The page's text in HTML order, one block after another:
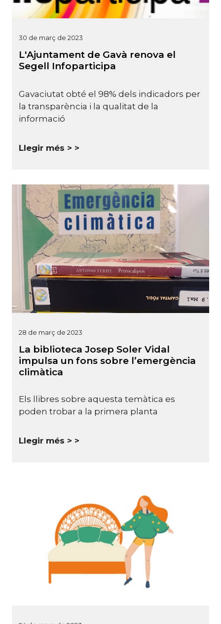
30 de març de 2023
L'Ajuntament de Gavà renova el
Segell Infoparticipa
Gavaciutat obté el 98% dels indicadors per
la transparència i la qualitat de la
informació
Llegir més >
28 de març de 2023
La biblioteca Josep Soler Vidal
impulsa un fons sobre l’emergència
climàtica
Els llibres sobre aquesta temàtica es
poden trobar a la primera planta
Llegir més >